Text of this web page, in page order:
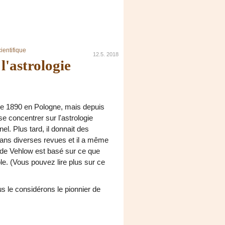
12.5. 2018
l'astrologie
1890 en Pologne, mais depuis
concentrer sur l'astrologie
Plus tard, il donnait des
diverses revues et il a même
Vehlow est basé sur ce que
(Vous pouvez lire plus sur ce
le considérons le pionnier de